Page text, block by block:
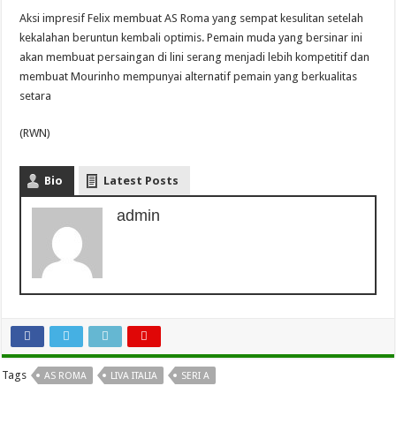
Aksi impresif Felix membuat AS Roma yang sempat kesulitan setelah
kekalahan beruntun kembali optimis. Pemain muda yang bersinar ini
akan membuat persaingan di lini serang menjadi lebih kompetitif dan
membuat Mourinho mempunyai alternatif pemain yang berkualitas
setara
(RWN)
Bio Latest Posts
admin
Tags AS ROMA LIVA ITALIA SERI A